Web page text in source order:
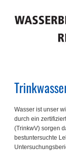
Wasser ist unser
durch ein
(TrinkwV) sorgen
bestuntersuchte